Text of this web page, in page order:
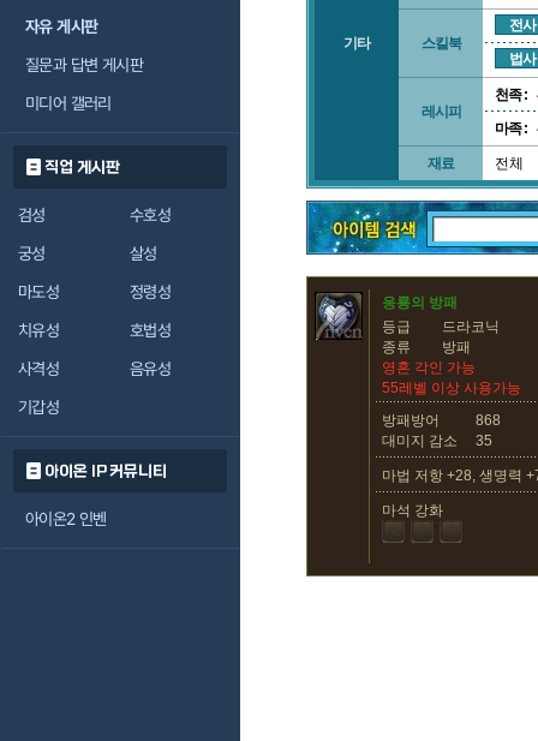
자유 게시판
질문과 답변 게시판
미디어 갤러리
직업 게시판
검성
수호성
궁성
살성
마도성
정령성
치유성
호법성
사격성
음유성
기갑성
아이온 IP 커뮤니티
아이온2 인벤
기타 스킬북
전사
법사
레시피
천족 :
마족 :
재료 전체
응룡의 방패
등급
드라코닉
종류
방패
영혼 각인 가능
55레벨 이상 사용가능
방패방어
868
대미지 감소
35
마법 저항 +28, 생명력
마석 강화